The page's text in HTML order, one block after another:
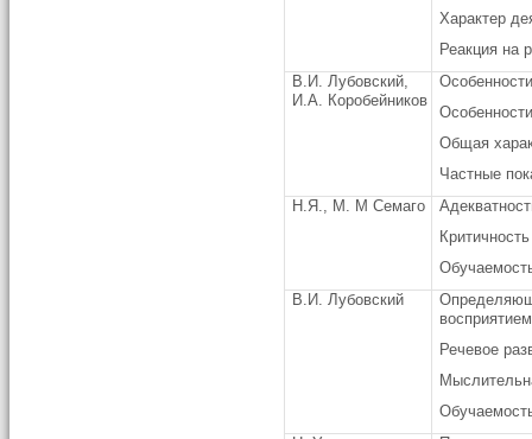
Характер
Реакция на
В.И. Лубовский,
И.А. Коробейников
Общая
Частные
Н.Я., М. М Семаго
Критичность
В.И. Лубовский
Речевое